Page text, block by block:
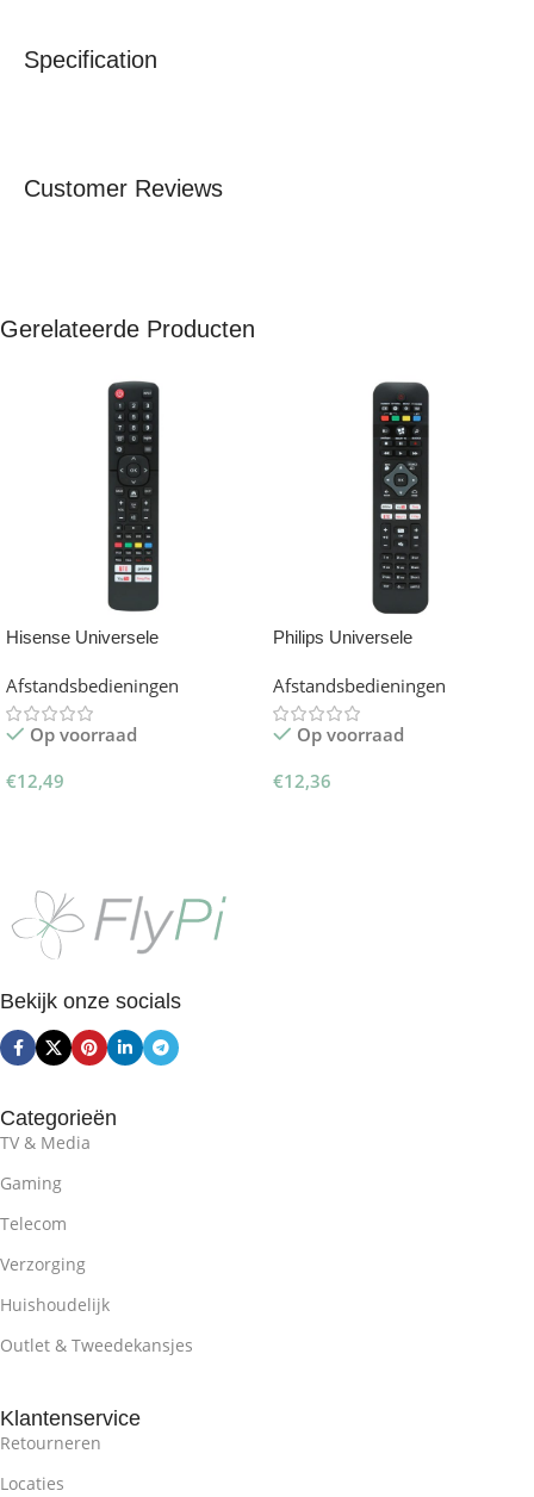
Specification
Customer Reviews
Gerelateerde Producten
Hisense Universele
Remote
Afstandsbedieningen
Op voorraad
€12,49
Philips Universele
Remote
Afstandsbedieningen
Op voorraad
€12,36
Bekijk onze socials
Categorieën
TV & Media
Gaming
Telecom
Verzorging
Huishoudelijk
Outlet & Tweedekansjes
Klantenservice
Retourneren
Locaties